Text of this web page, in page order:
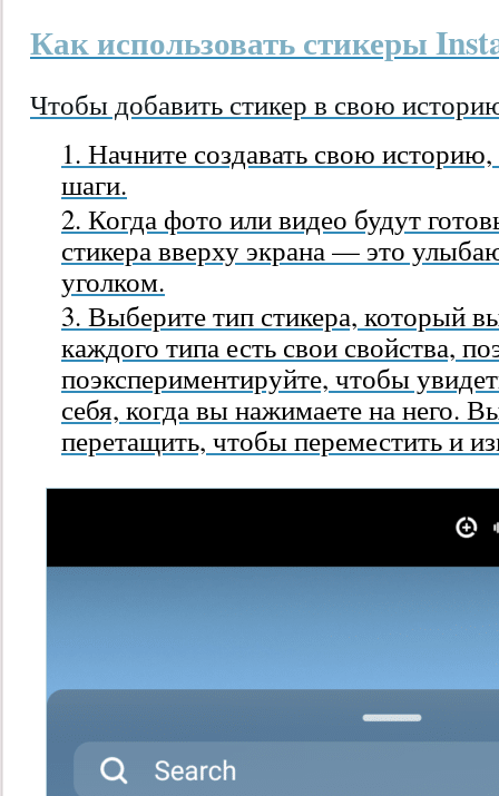
Как использовать стикеры
Чтобы добавить стикер в свою
Начните создавать свою
шаги.
Когда фото или видео будут
стикеравверху экрана — это
уголком.
Выберите тип стикера, который
каждого типа есть свои свойства,
поэкспериментируйте, чтобы
себя, когда вы нажимаете на него.
перетащить, чтобы переместить и